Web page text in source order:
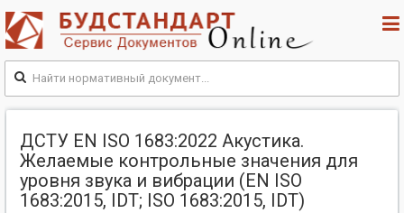
ДСТУ EN ISO 1683:2022 Акустика.
Желаемые контрольные значения для
уровня звука и вибрации (EN ISO
1683:2015, IDT; ISO 1683:2015, IDT)